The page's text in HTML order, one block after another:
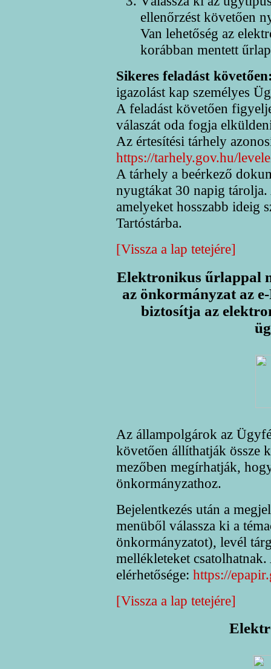
ellenőrzést követően
Van lehetőség az
korábban mentett
Sikeres feladást
igazolást kap személyes
A feladást követően
válaszát oda fogja
Az értesítési tárhely
https://tarhely.gov.hu/
A tárhely a beérkező
nyugtákat 30 napig
amelyeket hosszabb ideig
Tartóstárba.
[Vissza a lap tetejére]
Elektronikus űrlappal
az önkormányzat az
biztosítja az
Az állampolgárok az
követően állíthatják össze
mezőben megírhatják,
önkormányzathoz.
Bejelentkezés után a
menüből válassza ki a
önkormányzatot), levél
mellékleteket
elérhetősége: https://
[Vissza a lap tetejére]